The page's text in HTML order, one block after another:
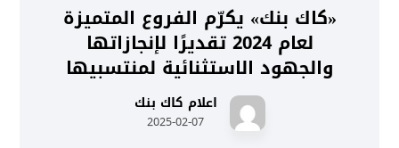
«كاك بنك» يكرّم الفروع المتميزة
لعام 2024 تقديرًا لإنجازاتها
والجهود الاستثنائية لمنتسبيها
اعلام كاك بنك
2025-02-07